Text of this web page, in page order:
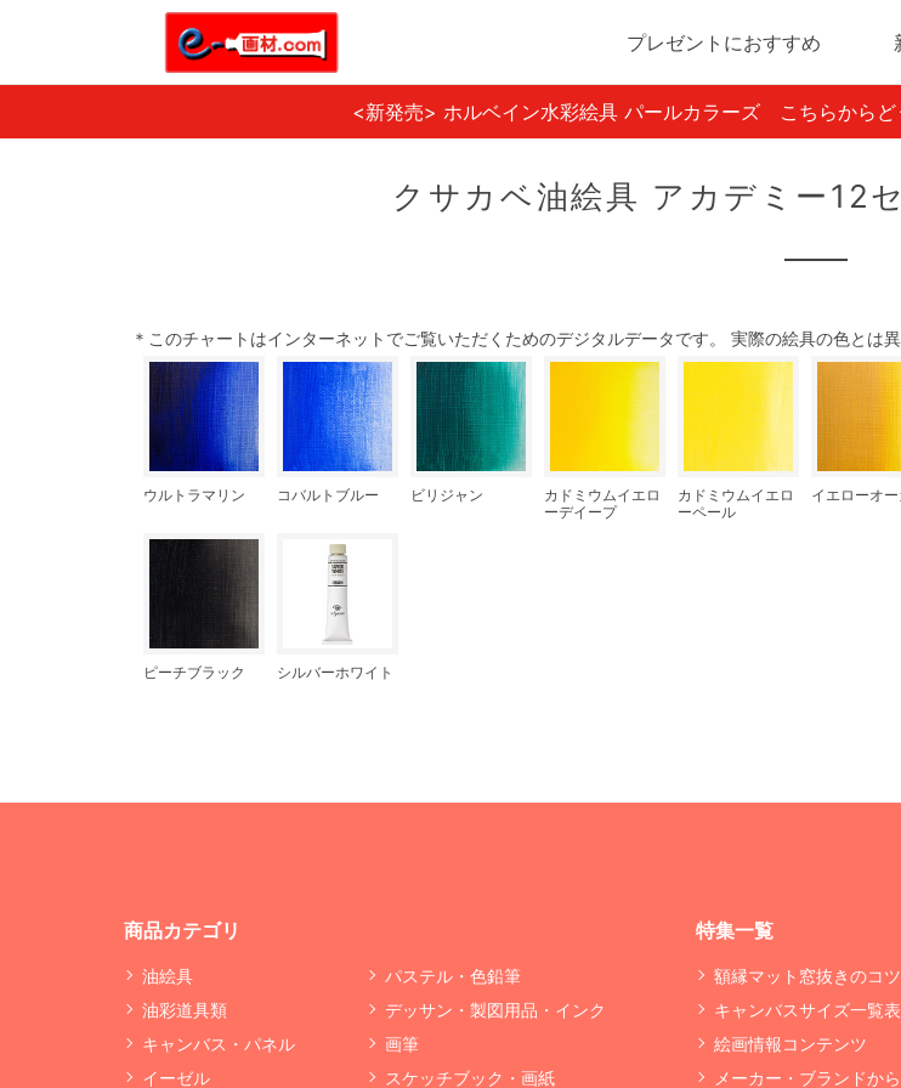
プレゼントにおすすめ
<新発売> ホルベイン水彩絵具 パールカラーズ こちらから
クサカベ油絵具 アカデミー12
＊このチャートはインターネットでご覧いただくためのデジタルデータです。 実際の絵具の色とは異
ウルトラマリン コバルトブルー ビリジャン
カドミウムイエロ
ーデイープ
カドミウムイエロ
ーペール
イエローオー
ピーチブラック シルバーホワイト
商品カテゴリ
油絵具
油彩道具類
キャンバス・パネル
イーゼル
パステル・色鉛筆
デッサン・製図用品・インク
画筆
スケッチブック・画紙
特集一覧
額縁マット窓抜きのコツ
キャンバスサイズ一覧表
絵画情報コンテンツ
メーカー・ブランドか